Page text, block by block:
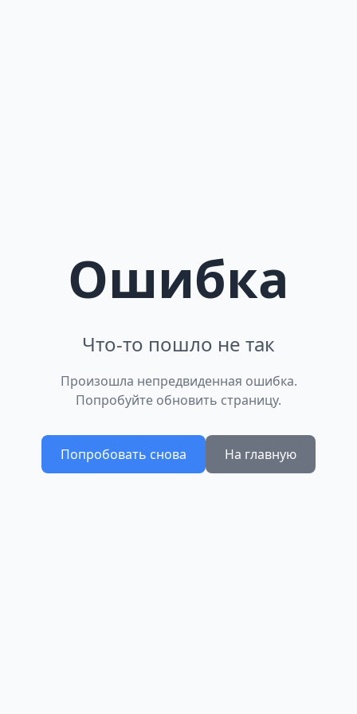
Ошибка
Что-то пошло не так
Произошла непредвиденная ошибка.
Попробуйте обновить страницу.
Попробовать снова На главную